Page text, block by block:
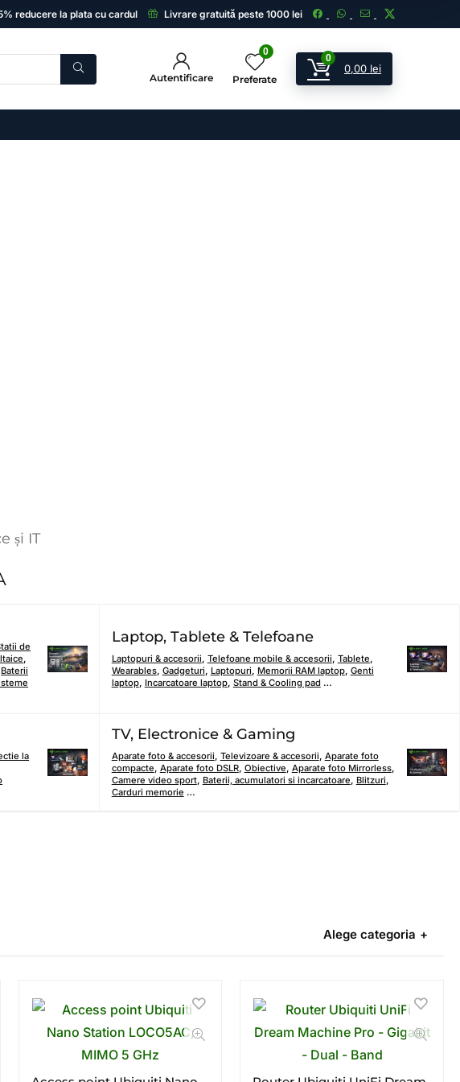
reducere la plata cu cardul Livrare gratuită peste 1000 lei
Autentificare
0
Preferate
0
0,00 lei
și IT
de
,
Baterii
Laptop, Tablete & Telefoane
Laptopuri & accesorii, Telefoane mobile & accesorii, Tablete,
Wearables, Gadgeturi, Laptopuri, Memorii RAM laptop, Genti
laptop, Incarcatoare laptop, Stand & Cooling pad…
la
TV, Electronice & Gaming
Aparate foto & accesorii, Televizoare & accesorii, Aparate foto
compacte, Aparate foto DSLR, Obiective, Aparate foto Mirrorless,
Camere video sport, Baterii, acumulatori si incarcatoare, Blitzuri,
Carduri memorie …
Alege categoria